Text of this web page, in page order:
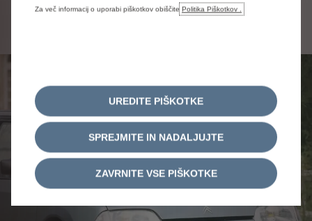
avtomobilov, predvsem modele kot
Za več informacij o uporabi piškotkov obiščite Politika Piškotkov .
UREDITE PIŠKOTKE
SPREJMITE IN NADALJUJTE
ZAVRNITE VSE PIŠKOTKE